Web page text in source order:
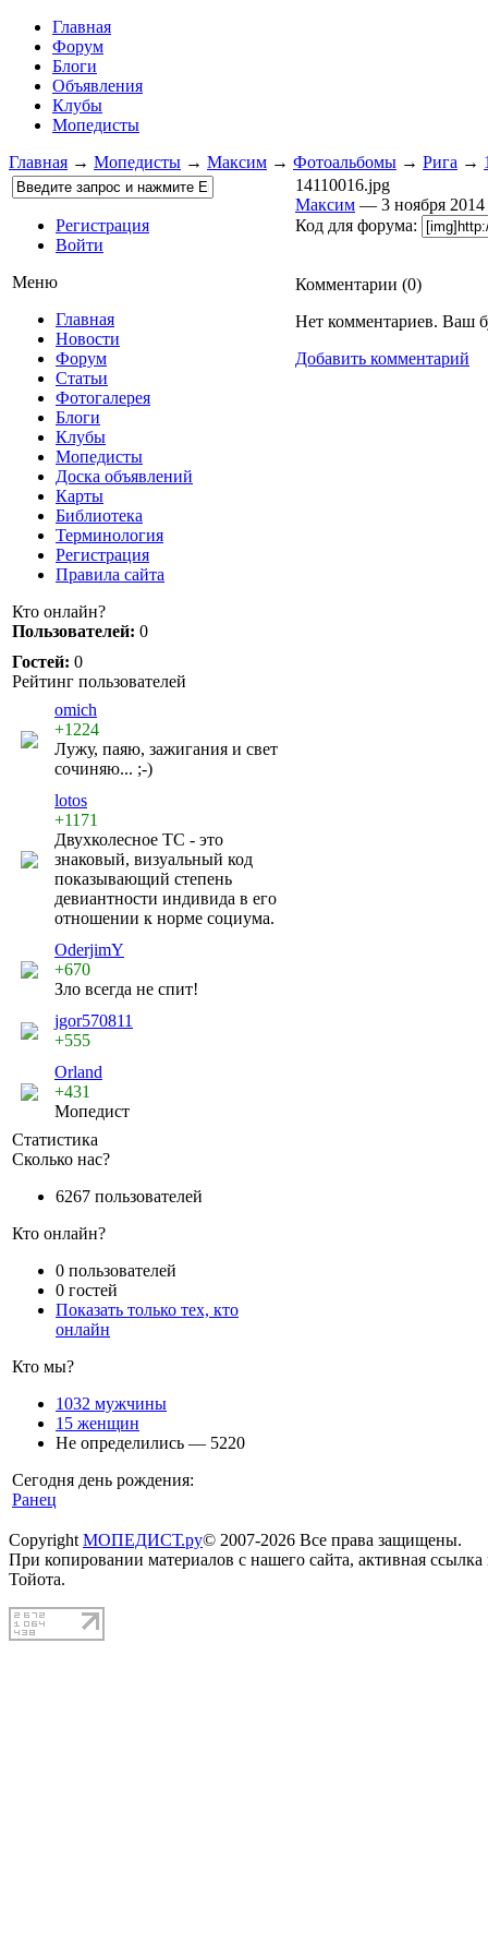
Главная
Форум
Блоги
Объявления
Клубы
Мопедисты
Главная → Мопедисты → Максим → Фотоальбомы → Рига →
Регистрация
Войти
Меню
Главная
Новости
Форум
Статьи
Фотогалерея
Блоги
Клубы
Мопедисты
Доска объявлений
Карты
Библиотека
Терминология
Регистрация
Правила сайта
Кто онлайн?
Пользователей: 0
Гостей: 0
Рейтинг пользователей
omich
+1224
Лужу, паяю, зажигания и свет
сочиняю... ;-)
lotos
+1171
Двухколесное ТС - это
знаковый, визуальный код
показывающий степень
девиантности индивида в его
отношении к норме социума.
OderjimY
+670
Зло всегда не спит!
jgor570811
+555
Orland
+431
Мопедист
Статистика
Сколько нас?
6267 пользователей
Кто онлайн?
0 пользователей
0 гостей
Показать только тех, кто
онлайн
Кто мы?
1032 мужчины
15 женщин
Не определились — 5220
Сегодня день рождения:
Ранец
14110016.jpg
Максим — 3 ноября
Код для форума:
Комментарии (0)
Нет комментариев. Ваш
Добавить комментарий
Copyright МОПЕДИСТ.ру© 2007-2026 Все права защищены.
При копировании материалов с нашего сайта, активная
Тойота.